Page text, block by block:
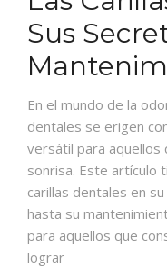
Sus
En el mundo de la
dentales se erigen
versátil para aquellos
sonrisa. Este artículo
carillas dentales en
hasta su
para aquellos que
lograr